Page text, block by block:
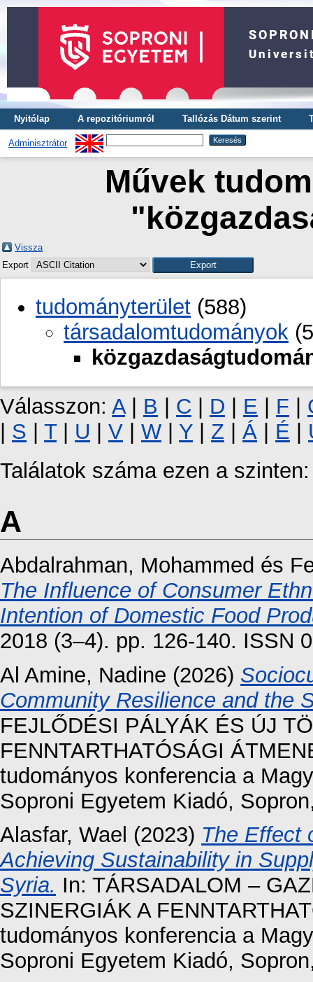
Nyitólap A repozitóriumról Tallózás Dátum szerint
Adminisztrátor
Művek
Vissza
Export
tudományterület (588)
társadalomtudományok
Válasszon: A| B | C | D | E | F |
| S | T| U | V | W | Y | Z | Á | É |
Találatok száma ezen a
A
Abdalrahman, Mohammed és
The Influence of Consumer
Intention of Domestic Food
2018 (3–4). pp. 126-140. ISSN
Al Amine, Nadine (2026)
Community Resilience and the
FEJLŐDÉSI PÁLYÁK ÉS ÚJ
FENNTARTHATÓSÁGI
tudományos konferencia a
Soproni Egyetem Kiadó,
Alasfar, Wael (2023) The Effect
Achieving Sustainability in
Syria. In: TÁRSADALOM –
SZINERGIÁK A
tudományos konferencia a
Soproni Egyetem Kiadó,